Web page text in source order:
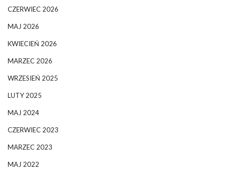
CZERWIEC 2026
MAJ 2026
KWIECIEŃ 2026
MARZEC 2026
WRZESIEŃ 2025
LUTY 2025
MAJ 2024
CZERWIEC 2023
MARZEC 2023
MAJ 2022